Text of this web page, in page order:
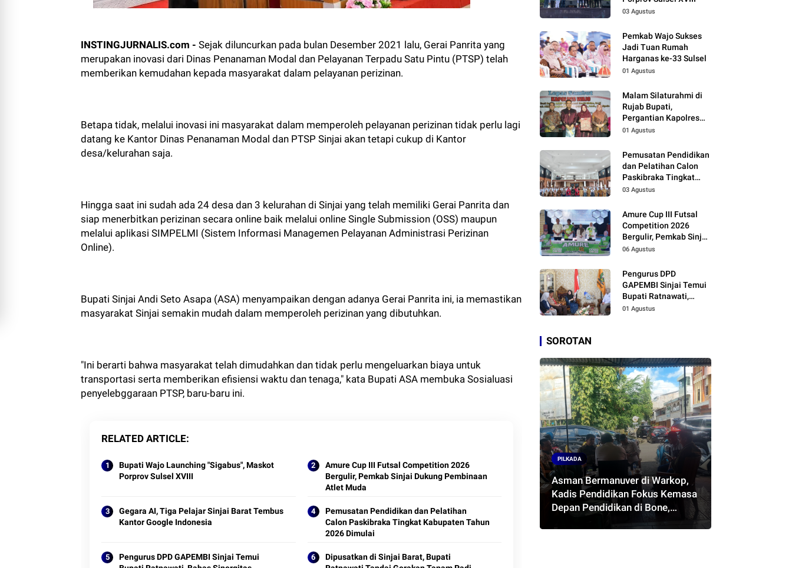
INSTINGJURNALIS.com - Sejak diluncurkan pada bulan Desember 2021 lalu, Gerai Panrita yang
merupakan inovasi dari Dinas Penanaman Modal dan Pelayanan Terpadu Satu Pintu (PTSP) telah
memberikan kemudahan kepada masyarakat dalam pelayanan perizinan.
Betapa tidak, melalui inovasi ini masyarakat dalam memperoleh pelayanan perizinan tidak perlu lagi
datang ke Kantor Dinas Penanaman Modal dan PTSP Sinjai akan tetapi cukup di Kantor
desa/kelurahan saja.
Hingga saat ini sudah ada 24 desa dan 3 kelurahan di Sinjai yang telah memiliki Gerai Panrita dan
siap menerbitkan perizinan secara online baik melalui online Single Submission (OSS) maupun
melalui aplikasi SIMPELMI (Sistem Informasi Managemen Pelayanan Administrasi Perizinan
Online).
Bupati Sinjai Andi Seto Asapa (ASA) menyampaikan dengan adanya Gerai Panrita ini, ia memastikan
masyarakat Sinjai semakin mudah dalam memperoleh perizinan yang dibutuhkan.
"Ini berarti bahwa masyarakat telah dimudahkan dan tidak perlu mengeluarkan biaya untuk
transportasi serta memberikan efisiensi waktu dan tenaga," kata Bupati ASA membuka Sosialuasi
penyelebggaraan PTSP, baru-baru ini.
RELATED ARTICLE
Bupati Wajo Launching "Sigabus", Maskot
Porprov Sulsel XVIII
Amure Cup III Futsal Competition 2026
Bergulir, Pemkab Sinjai Dukung Pembinaan
Atlet Muda
Gegara AI, Tiga Pelajar Sinjai Barat Tembus
Kantor Google Indonesia
Pemusatan Pendidikan dan Pelatihan
Calon Paskibraka Tingkat Kabupaten Tahun
2026 Dimulai
Pengurus DPD GAPEMBI Sinjai Temui
Dipusatkan di Sinjai Barat, Bupati
03 Agustus
Pemkab Wajo Sukses
Jadi Tuan Rumah
Harganas ke-33 Sulsel
01 Agustus
Malam Silaturahmi di
Rujab Bupati,
Pergantian Kapolres
Wajo Jadi Momentum
01 Agustus
Pemusatan Pendidikan
dan Pelatihan Calon
Paskibraka Tingkat
Kabupaten Tahun 2026
03 Agustus
Amure Cup III Futsal
Competition 2026
Bergulir, Pemkab Sinjai
Dukung Pembinaan
06 Agustus
Pengurus DPD
GAPEMBI Sinjai Temui
Bupati Ratnawati,
Bahas Sinergitas
01 Agustus
SOROTAN
PILKADA
Asman Bermanuver di Warkop,
Kadis Pendidikan Fokus Kemasa
Depan Pendidikan di Bone,
Akankah Terwujud Pasangan